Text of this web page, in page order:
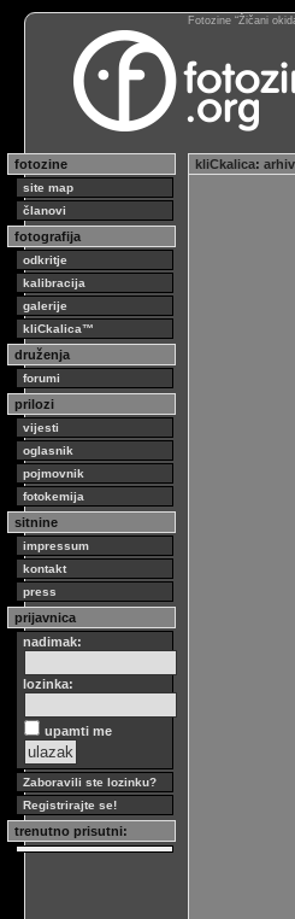
Fotozine “Žičani
fotozine
site map
članovi
fotografija
odkritje
kalibracija
galerije
kliCkalica™
druženja
forumi
prilozi
vijesti
oglasnik
pojmovnik
fotokemija
sitnine
impressum
kontakt
press
prijavnica
nadimak:
lozinka:
upamti me
Zaboravili ste lozinku?
Registrirajte se!
trenutno prisutni:
kliCkalica: